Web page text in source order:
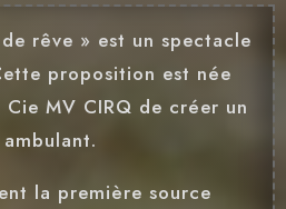
rêve » est un spectacle
proposition est née
Cie MV CIRQ de créer un
la première source